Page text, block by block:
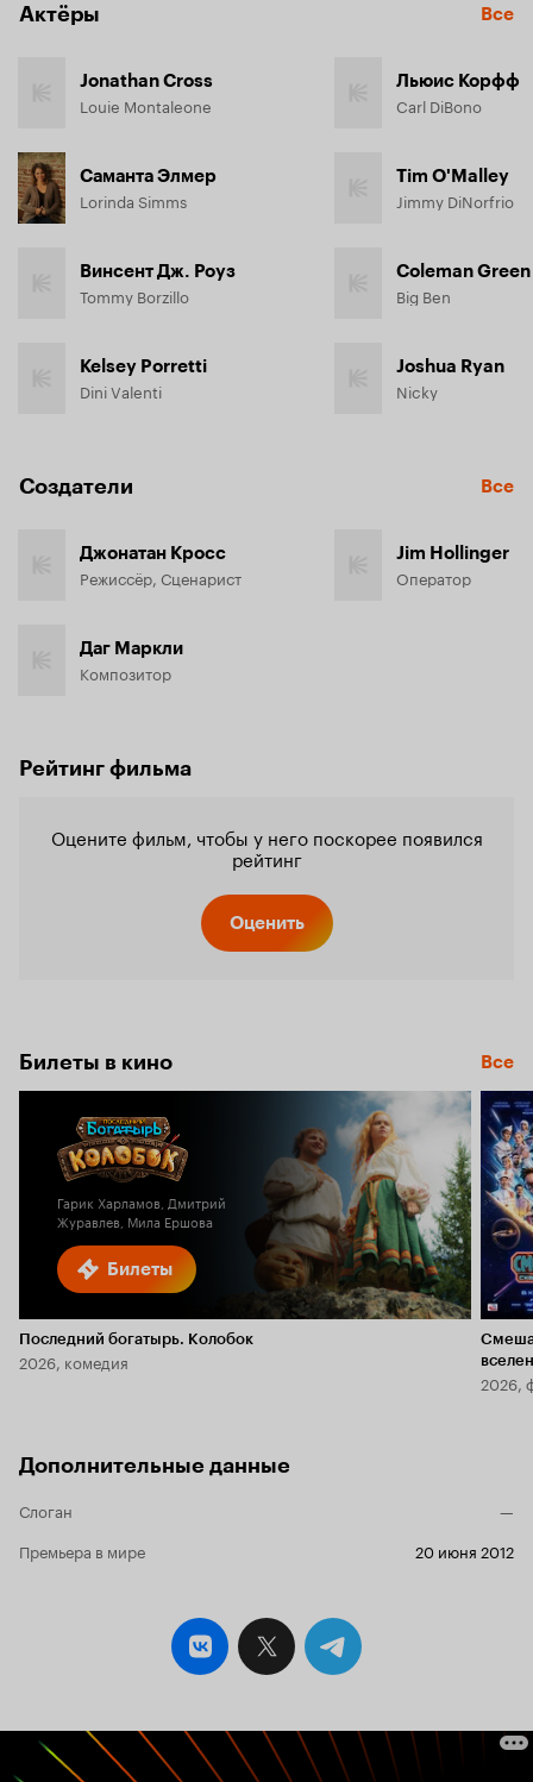
Актёры Все
Jonathan Cross
Louie Montaleone
Саманта Элмер
Lorinda Simms
Винсент Дж. Роуз
Tommy Borzillo
Kelsey Porretti
Dini Valenti
Льюис Корфф
Carl DiBono
Tim O'Malley
Jimmy DiNorfrio
Coleman Green
Big Ben
Joshua Ryan
Nicky
Создатели Все
Джонатан Кросс
Режиссёр, Сценарист
Даг Маркли
Композитор
Jim Hollinger
Оператор
Рейтинг фильма
Оцените фильм, чтобы у него поскорее появился
рейтинг
Оценить
Билеты в кино Все
Билеты
Гарик Харламов, Дмитрий
Журавлев, Мила Ершова
Последний богатырь. Колобок
2026, комедия
2026,
Дополнительные данные
Слоган
—
Премьера в мире
20 июня 2012